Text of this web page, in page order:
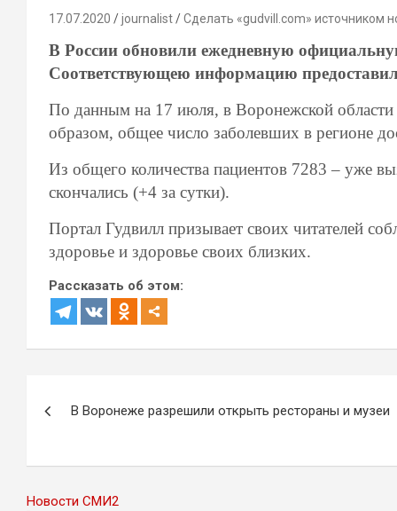
17.07.2020 journalist Сделать «gudvill.com» источником
В России обновили ежедневную
Соответствующею информацию
По данным на 17 июля, в Воронежской
образом, общее число заболевших в регионе
Из общего количества пациентов 7283 – уже
скончались (+4 за сутки).
Портал Гудвилл призывает своих читателей
здоровье и здоровье своих близких.
Рассказать об этом:
записям
В Воронеже разрешили открыть рестораны и музеи
Новости СМИ2